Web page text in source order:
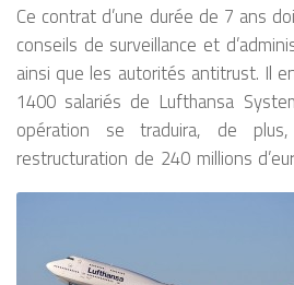
Ce contrat d’une durée de 7 ans
conseils de surveillance et
ainsi que les autorités antitrust. Il
1400 salariés de Lufthansa
opération se traduira, de
restructuration de 240 millions